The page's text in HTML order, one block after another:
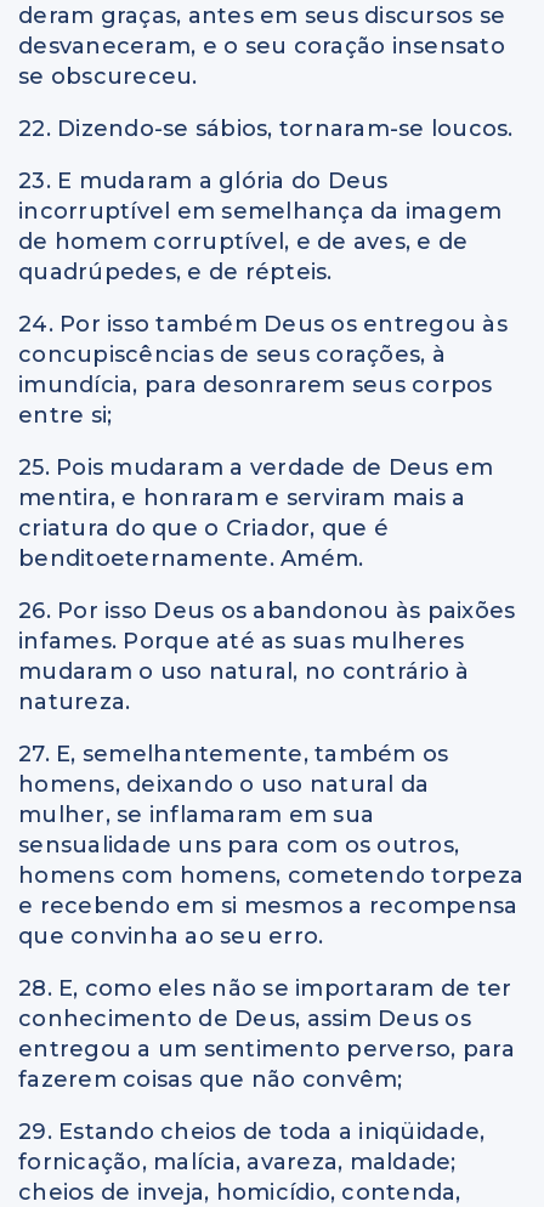
deram graças, antes em seus discursos se
desvaneceram, e o seu coração insensato
se obscureceu.
22. Dizendo-se sábios, tornaram-se loucos.
23. E mudaram a glória do Deus
incorruptível em semelhança da imagem
de homem corruptível, e de aves, e de
quadrúpedes, e de répteis.
24. Por isso também Deus os entregou às
concupiscências de seus corações, à
imundícia, para desonrarem seus corpos
entre si;
25. Pois mudaram a verdade de Deus em
mentira, e honraram e serviram mais a
criatura do que o Criador, que é
benditoeternamente. Amém.
26. Por isso Deus os abandonou às paixões
infames. Porque até as suas mulheres
mudaram o uso natural, no contrário à
natureza.
27. E, semelhantemente, também os
homens, deixando o uso natural da
mulher, se inflamaram em sua
sensualidade uns para com os outros,
homens com homens, cometendo torpeza
e recebendo em si mesmos a recompensa
que convinha ao seu erro.
28. E, como eles não se importaram de ter
conhecimento de Deus, assim Deus os
entregou a um sentimento perverso, para
fazerem coisas que não convêm;
29. Estando cheios de toda a iniqüidade,
fornicação, malícia, avareza, maldade;
cheios de inveja, homicídio, contenda,